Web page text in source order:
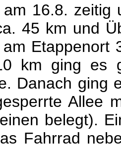
16.8. zeitig
45 km und
Etappenort
km ging es
Danach ging
Allee
belegt).
Fahrrad